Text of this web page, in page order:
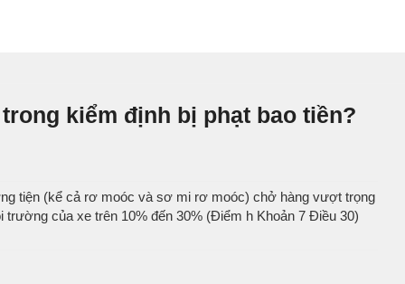
kiểm định bị phạt bao tiền?
tiện (kể cả rơ moóc và sơ mi rơ moóc) chở hàng vượt trọng
của xe trên 10% đến 30% (Điểm h Khoản 7 Điều 30)